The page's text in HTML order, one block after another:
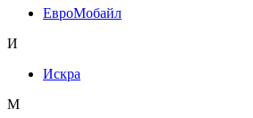
ЕвроМобайл
И
Искра
М